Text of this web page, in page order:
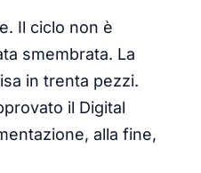
Il ciclo non è
smembrata. La
in trenta pezzi.
il Digital
alla fine,